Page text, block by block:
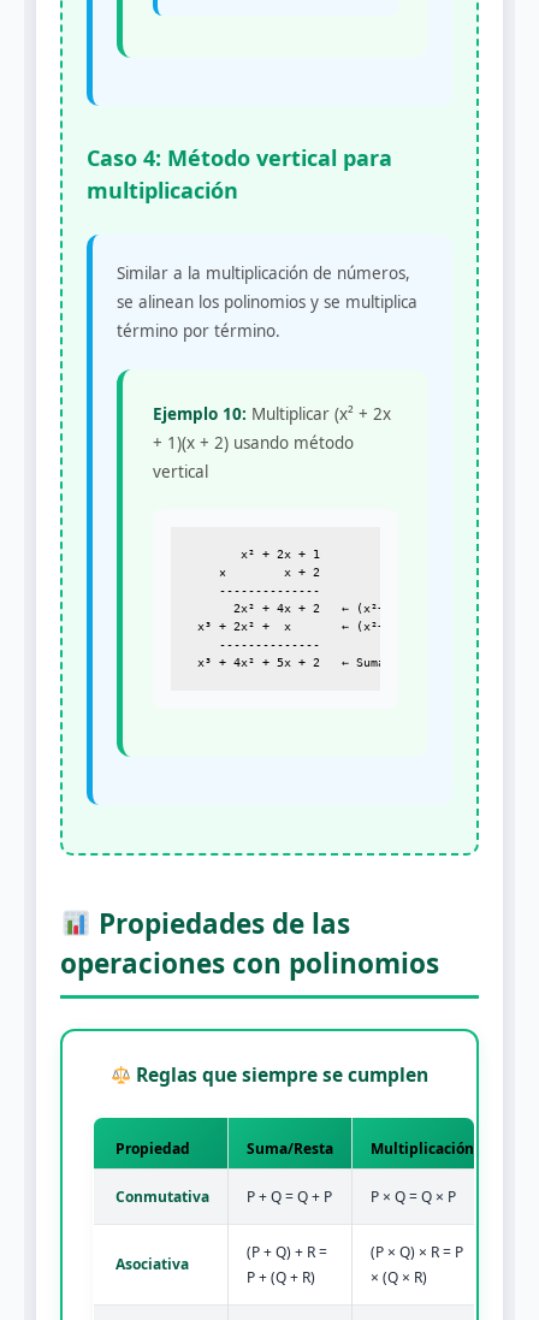
Caso 4: Método vertical para
multiplicación
Similar a la multiplicación de números,
se alinean los polinomios y se multiplica
término por término.
Ejemplo 10: Multiplicar (x² + 2x
+ 1)(x + 2) usando método
vertical
       x² + 2x + 1
    ×        x + 2
    --------------
      2x² + 4x + 2   ← (x²+2x+1) × 2
x³ + 2x² +  x       ← (x²+2x+1) × x
    --------------
Propiedades de las
operaciones con polinomios
Reglas que siempre se cumplen
Propiedad Suma/Resta Multiplicación
Conmutativa P + Q = Q + P P × Q = Q × P
Asociativa
(P + Q) + R =
P + (Q + R)
(P × Q) × R = P
× (Q × R)